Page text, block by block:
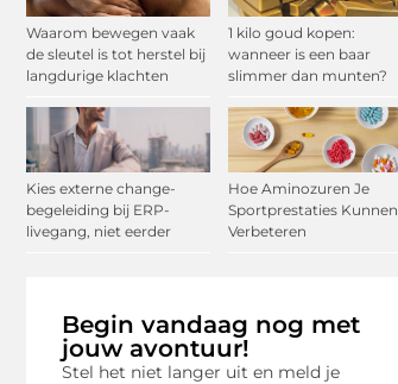
Waarom bewegen vaak
de sleutel is tot herstel bij
langdurige klachten
1 kilo goud kopen:
wanneer is een baar
slimmer dan munten?
Kies externe change-
begeleiding bij ERP-
livegang, niet eerder
Hoe Aminozuren Je
Sportprestaties Kunnen
Verbeteren
Begin vandaag nog met
jouw avontuur!
Stel het niet langer uit en meld je